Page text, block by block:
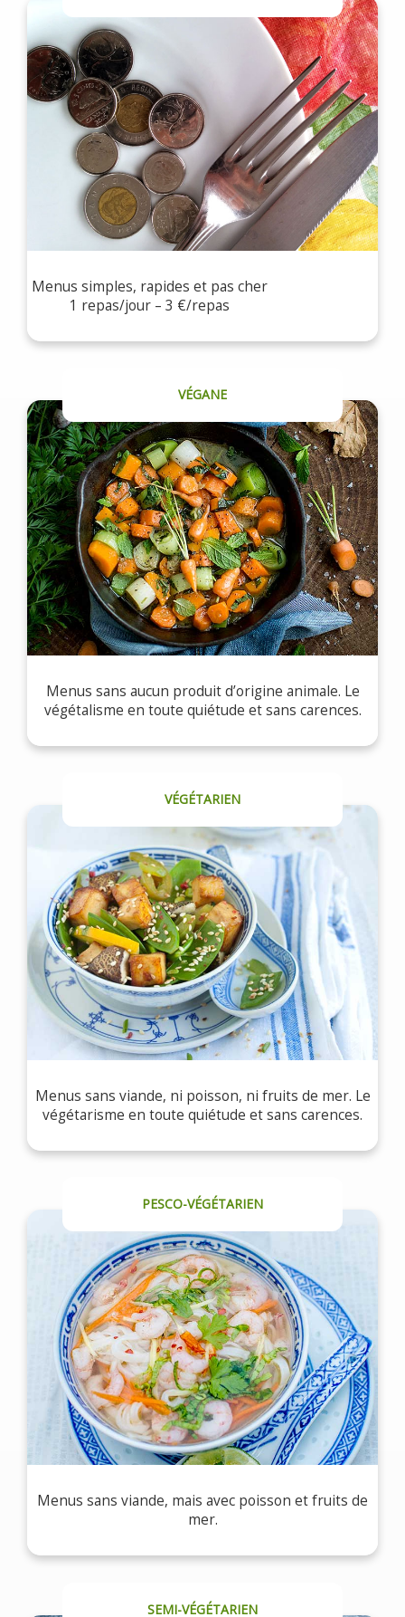
Menus simples, rapides et pas cher
1 repas/jour – 3 €/repas
VÉGANE
Menus sans aucun produit d’origine animale. Le
végétalisme en toute quiétude et sans carences.
VÉGÉTARIEN
Menus sans viande, ni poisson, ni fruits de mer. Le
végétarisme en toute quiétude et sans carences.
PESCO-VÉGÉTARIEN
Menus sans viande, mais avec poisson et fruits de
mer.
SEMI-VÉGÉTARIEN